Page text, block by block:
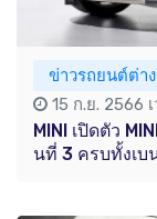
ข่าวรถยนต์ต่า
15 ก.ย. 2566
MINI เปิดตัว
นที่ 3 ครบทั้งเ